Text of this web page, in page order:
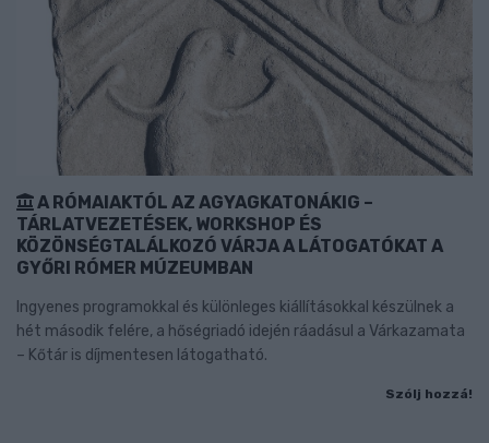
A RÓMAIAKTÓL AZ AGYAGKATONÁKIG –
TÁRLATVEZETÉSEK, WORKSHOP ÉS
KÖZÖNSÉGTALÁLKOZÓ VÁRJA A LÁTOGATÓKAT A
GYŐRI RÓMER MÚZEUMBAN
Ingyenes programokkal és különleges kiállításokkal készülnek a
hét második felére, a hőségriadó idején ráadásul a Várkazamata
– Kőtár is díjmentesen látogatható.
Szólj hozzá!